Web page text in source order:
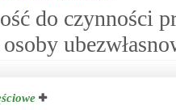
do czynności